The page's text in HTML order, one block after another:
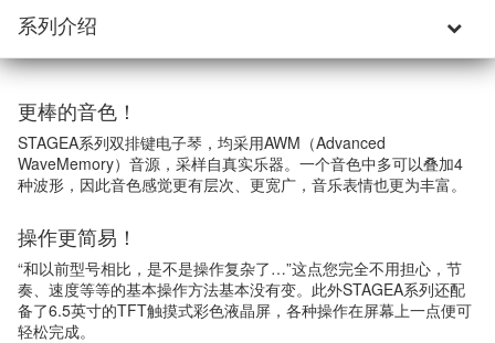
系列介绍
更棒的音色！
STAGEA系列双排键电子琴，均采用AWM（Advanced
WaveMemory）音源，采样自真实乐器。一个音色中多可以叠加4
种波形，因此音色感觉更有层次、更宽广，音乐表情也更为丰富。
操作更简易！
“和以前型号相比，是不是操作复杂了…”这点您完全不用担心，节
奏、速度等等的基本操作方法基本没有变。此外STAGEA系列还配
备了6.5英寸的TFT触摸式彩色液晶屏，各种操作在屏幕上一点便可
轻松完成。